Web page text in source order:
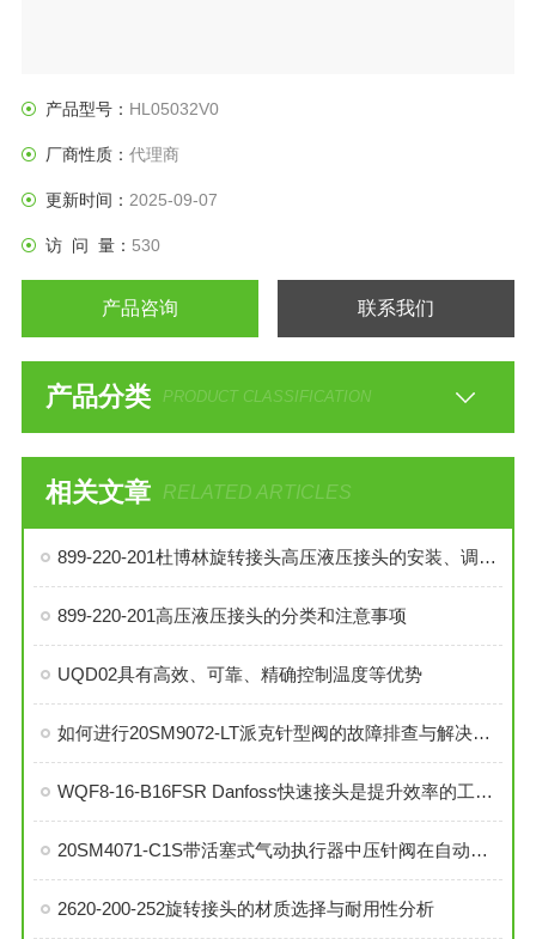
产品型号： HL05032V0
厂商性质： 代理商
更新时间： 2025-09-07
访 问 量： 530
产品咨询 联系我们
产品分类 PRODUCT CLASSIFICATION
相关文章 RELATED ARTICLES
899-220-201杜博林旋转接头高压液压接头的安装、调试与维护技巧
899-220-201高压液压接头的分类和注意事项
UQD02具有高效、可靠、精确控制温度等优势
如何进行20SM9072-LT派克针型阀的故障排查与解决措施？
WQF8-16-B16FSR Danfoss快速接头是提升效率的工业连接解决方案
20SM4071-C1S带活塞式气动执行器中压针阀在自动化系统中的角色与功能
2620-200-252旋转接头的材质选择与耐用性分析